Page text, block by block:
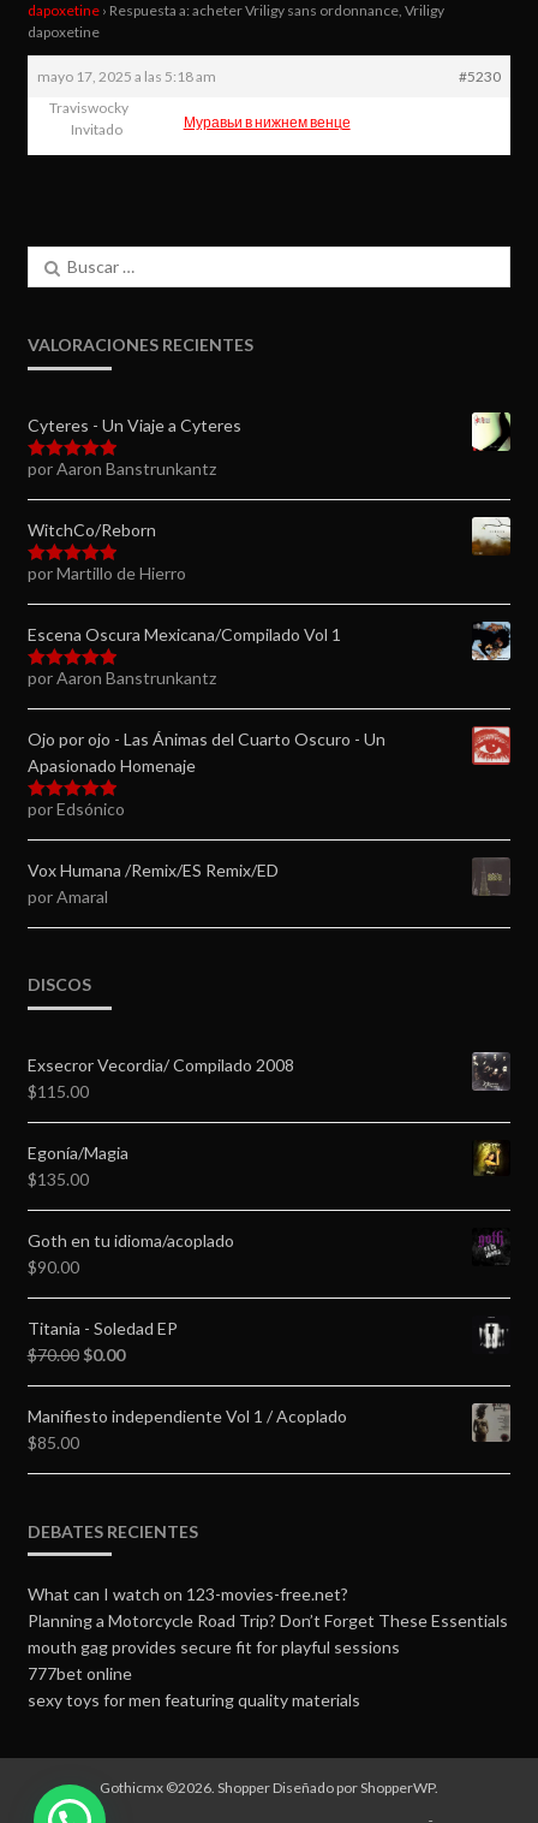
dapoxetine › Respuesta a: acheter Vriligy sans ordonnance, Vriligy
dapoxetine
mayo 17, 2025 a las 5:18 am
#5230
Traviswocky
Invitado
Муравьи в нижнем венце
Buscar:
VALORACIONES RECIENTES
Cyteres - Un Viaje a Cyteres
Valorado en
por Aaron Banstrunkantz
WitchCo/Reborn
Valorado en
por Martillo de Hierro
Escena Oscura Mexicana/Compilado Vol 1
Valorado en
por Aaron Banstrunkantz
Ojo por ojo - Las Ánimas del Cuarto Oscuro - Un
Apasionado Homenaje
Valorado en
por Edsónico
Vox Humana /Remix/ES Remix/ED
por Amaral
DISCOS
Exsecror Vecordia/ Compilado 2008
$115.00
Egonía/Magia
$135.00
Goth en tu idioma/acoplado
$90.00
Titania - Soledad EP
$70.00 $0.00
Manifiesto independiente Vol 1 / Acoplado
$85.00
DEBATES RECIENTES
What can I watch on 123-movies-free.net?
Planning a Motorcycle Road Trip? Don’t Forget These Essentials
mouth gag provides secure fit for playful sessions
777bet online
sexy toys for men featuring quality materials
Gothicmx ©2026. Shopper Diseñado porShopperWP.